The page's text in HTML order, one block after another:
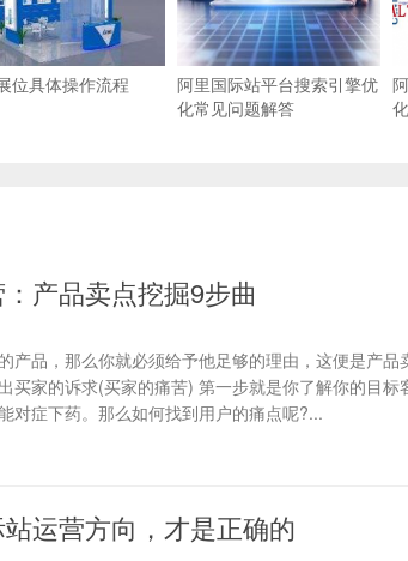
位具体操作流程
阿里国际站平台搜索引擎优
化常见问题解答
产品卖点挖掘9步曲
产品，那么你就必须给予他足够的理由，这便是产品
买家的诉求(买家的痛苦) 第一步就是你了解你的目标
对症下药。那么如何找到用户的痛点呢?...
运营方向，才是正确的